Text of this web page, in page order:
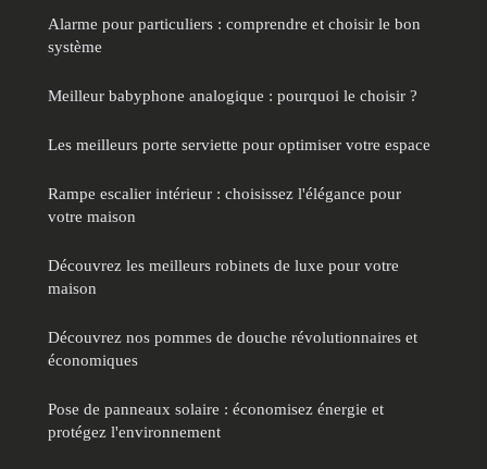
Alarme pour particuliers : comprendre et choisir le bon
système
Meilleur babyphone analogique : pourquoi le choisir ?
Les meilleurs porte serviette pour optimiser votre espace
Rampe escalier intérieur : choisissez l'élégance pour
votre maison
Découvrez les meilleurs robinets de luxe pour votre
maison
Découvrez nos pommes de douche révolutionnaires et
économiques
Pose de panneaux solaire : économisez énergie et
protégez l'environnement